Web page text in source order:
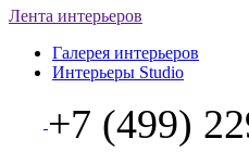
Лента интерьеров
Галерея интерьеров
Интерьеры Studio
+7 (499)